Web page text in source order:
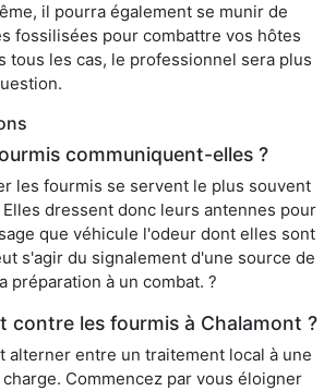
il pourra également se munir de
fossilisées pour combattre vos hôtes
tous les cas, le professionnel sera plus
communiquent-elles ?
les fourmis se servent le plus souvent
dressent donc leurs antennes pour
que véhicule l'odeur dont elles sont
s'agir du signalement d'une source de
préparation à un combat. ?
contre les fourmis à Chalamont ?
alterner entre un traitement local à une
Commencez par vous éloigner